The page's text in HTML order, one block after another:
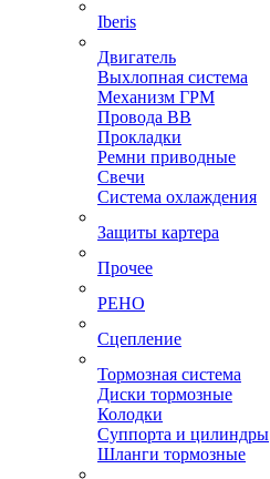
Iberis
Двигатель
Выхлопная система
Механизм ГРМ
Провода ВВ
Прокладки
Ремни приводные
Свечи
Система охлаждения
Защиты картера
Прочее
РЕНО
Сцепление
Тормозная система
Диски тормозные
Колодки
Суппорта и цилиндры
Шланги тормозные